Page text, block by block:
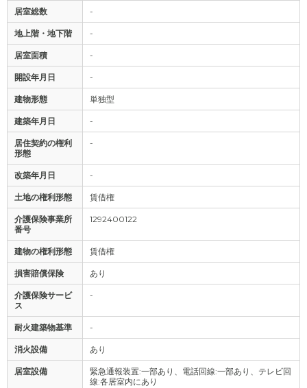
居室総数 -
地上階・地下階 -
居室面積 -
開設年月日 -
建物形態 単独型
建築年月日 -
居住契約の権利
形態
-
改築年月日 -
土地の権利形態 賃借権
介護保険事業所
番号
1292400122
建物の権利形態 賃借権
損害賠償保険 あり
介護保険サービ
ス
-
耐火建築物基準 -
消火設備 あり
居室設備
緊急通報装置:一部あり、電話回線:一部あり、テレビ回
線:各居室内にあり